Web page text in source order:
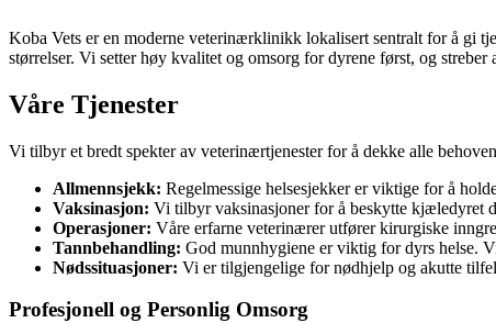
Koba Vets er en moderne veterinærklinikk lokalisert sentralt for å gi
størrelser. Vi setter høy kvalitet og omsorg for dyrene først, og
Våre Tjenester
Vi tilbyr et bredt spekter av veterinærtjenester for å dekke alle
Allmennsjekk: Regelmessige helsesjekker er viktige for å
Vaksinasjon: Vi tilbyr vaksinasjoner for å beskytte kjæledyret
Operasjoner: Våre erfarne veterinærer utfører kirurgiske
Tannbehandling: God munnhygiene er viktig for dyrs helse.
Nødssituasjoner: Vi er tilgjengelige for nødhjelp og akutte
Profesjonell og Personlig Omsorg